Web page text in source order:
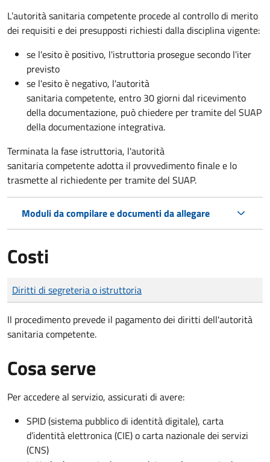
L’autorità sanitaria competente procede al controllo di merito
dei requisiti e dei presupposti richiesti dalla disciplina vigente:
se l'esito è positivo, l'istruttoria prosegue secondo l'iter
previsto
se l'esito è negativo, l'autorità
sanitaria competente, entro 30 giorni dal ricevimento
della documentazione, può chiedere per tramite del SUAP
della documentazione integrativa.
Terminata la fase istruttoria, l'autorità
sanitaria competente adotta il provvedimento finale e lo
trasmette al richiedente per tramite del SUAP.
Moduli da compilare e documenti da allegare
Costi
Tipo di pagamento
Importo
Diritti di segreteria o istruttoria
Il procedimento prevede il pagamento dei diritti dell'autorità
sanitaria competente.
Cosa serve
Per accedere al servizio, assicurati di avere:
SPID (sistema pubblico di identità digitale), carta
d’identità elettronica (CIE) o carta nazionale dei servizi
(CNS)